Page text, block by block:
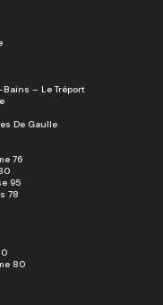
– Le Tréport
De Gaulle
76
95
78
80